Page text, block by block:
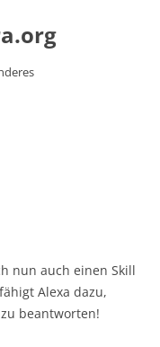
nun auch einen Skill
Alexa dazu,
beantworten!